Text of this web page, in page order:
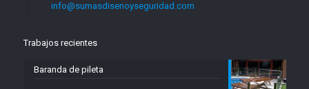
info@sumasdisenoyseguridad.com
Trabajos recientes
Baranda de pileta